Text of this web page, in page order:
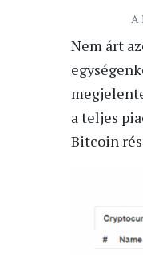
A
Nem árt
a teljes
Bitcoin